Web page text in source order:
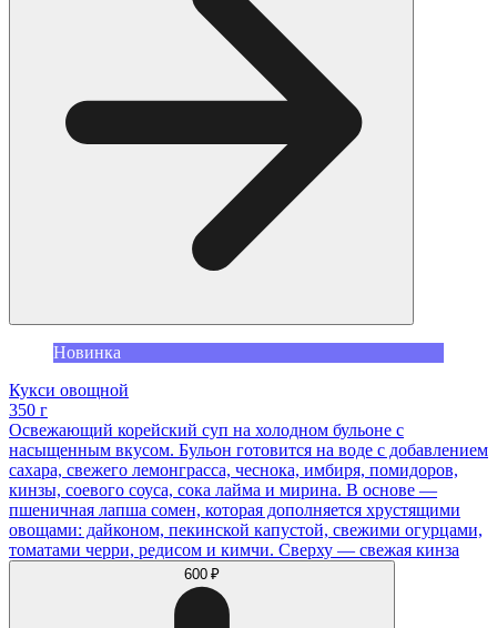
Новинка
Кукси овощной
350 г
Освежающий корейский суп на холодном бульоне с
насыщенным вкусом. Бульон готовится на воде с добавлением
сахара, свежего лемонграсса, чеснока, имбиря, помидоров,
кинзы, соевого соуса, сока лайма и мирина. В основе —
пшеничная лапша сомен, которая дополняется хрустящими
овощами: дайконом, пекинской капустой, свежими огурцами,
томатами черри, редисом и кимчи. Сверху — свежая кинза
600 ₽